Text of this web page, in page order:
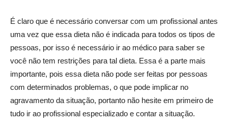
É claro que é necessário conversar com um profissional antes
uma vez que essa dieta não é indicada para todos os tipos de
pessoas, por isso é necessário ir ao médico para saber se
você não tem restrições para tal dieta. Essa é a parte mais
importante, pois essa dieta não pode ser feitas por pessoas
com determinados problemas, o que pode implicar no
agravamento da situação, portanto não hesite em primeiro de
tudo ir ao profissional especializado e contar a situação.